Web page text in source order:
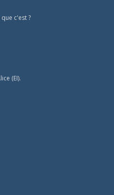
c'est ?
(EI).